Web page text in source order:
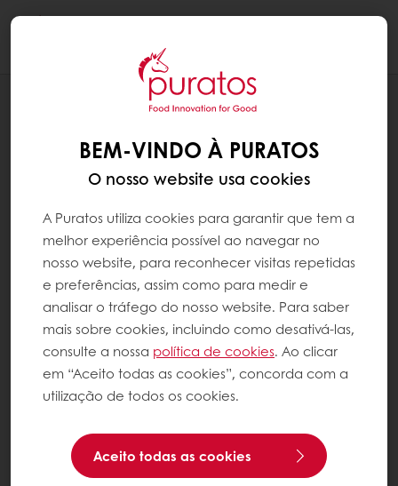
RECEITAS
PÃO DA LAPA
BEM-VINDO À PURATOS
O nosso website usa cookies
A Puratos utiliza cookies para garantir que tem a
melhor experiência possível ao navegar no
nosso website, para reconhecer visitas repetidas
e preferências, assim como para medir e
analisar o tráfego do nosso website. Para saber
mais sobre cookies, incluindo como desativá-las,
consulte a nossa política de cookies. Ao clicar
em “Aceito todas as cookies”, concorda com a
utilização de todos os cookies.
Aceito todas as cookies